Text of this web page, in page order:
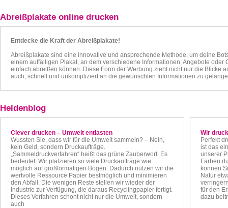
Abreißplakate online drucken
Entdecke die Kraft der Abreißplakate!
Abreißplakate sind eine innovative und ansprechende Methode, um deine
einem auffälligen Plakat, an dem verschiedene Informationen, Angebote oder
einfach abreißen können. Diese Form der Werbung zieht nicht nur die Blicke
auch, schnell und unkompliziert an die gewünschten Informationen zu
Heldenblog
Clever drucken – Umwelt entlasten
Wussten Sie, dass wir für die Umwelt sammeln? – Nein,
kein Geld, sondern Druckaufträge.
„Sammeldruckverfahren“ heißt das grüne Zauberwort. Es
bedeutet: Wir platzieren so viele Druckaufträge wie
möglich auf großformatigen Bögen. Dadurch nutzen wir die
wertvolle Ressource Papier bestmöglich und minimieren
den Abfall. Die wenigen Reste stellen wir wieder der
Industrie zur Verfügung, die daraus Recyclingpapier fertigt.
Dieses Verfahren schont nicht nur die Umwelt, sondern
auch
Wir
Perfekt
ist das
unserer
Farben
können
Natur
für den
dazu